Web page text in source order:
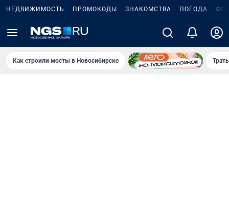
НЕДВИЖИМОСТЬ ПРОМОКОДЫ ЗНАКОМСТВА ПОГОДА
Как строили мосты в Новосибирске